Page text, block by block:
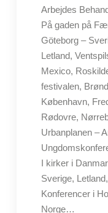
Arbejdes
På gaden på
Göteborg –
Letland,
Mexico,
festivalen,
København,
Rødovre,
Urbanplanen –
I kirker i
Sverige,
Konferencer i
Norge…